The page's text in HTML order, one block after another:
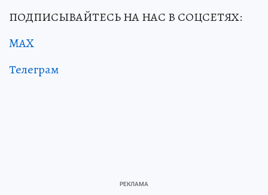
ПОДПИСЫВАЙТЕСЬ НА НАС В СОЦСЕТЯХ:
MAX
Телеграм